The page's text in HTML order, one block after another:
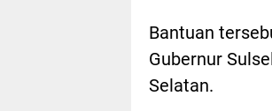
Bantuan
Gubernur
Selatan.